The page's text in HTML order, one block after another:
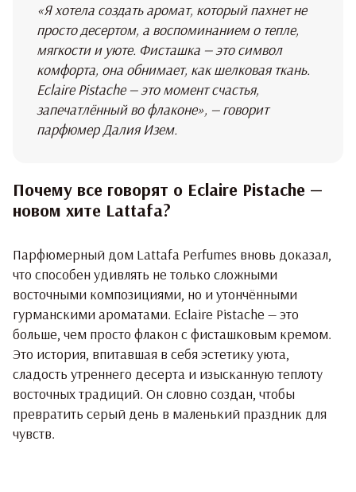
«Я хотела создать аромат, который пахнет не
просто десертом, а воспоминанием о тепле,
мягкости и уюте. Фисташка — это символ
комфорта, она обнимает, как шелковая ткань.
Eclaire Pistache — это момент счастья,
запечатлённый во флаконе», — говорит
парфюмер Далия Изем.
Почему все говорят о Eclaire Pistache —
новом хите Lattafa?
Парфюмерный дом Lattafa Perfumes вновь доказал,
что способен удивлять не только сложными
восточными композициями, но и утончёнными
гурманскими ароматами. Eclaire Pistache — это
больше, чем просто флакон с фисташковым кремом.
Это история, впитавшая в себя эстетику уюта,
сладость утреннего десерта и изысканную теплоту
восточных традиций. Он словно создан, чтобы
превратить серый день в маленький праздник для
чувств.